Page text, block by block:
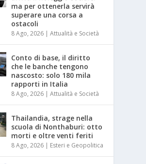
ma per ottenerla servirà
superare una corsa a
ostacoli
8 Ago, 2026 |Attualità e Società
Conto di base, il diritto
che le banche tengono
nascosto: solo 180 mila
rapporti in Italia
8 Ago, 2026 |Attualità e Società
Thailandia, strage nella
scuola di Nonthaburi: otto
morti e oltre venti feriti
8 Ago, 2026 | Esteri e Geopolitica